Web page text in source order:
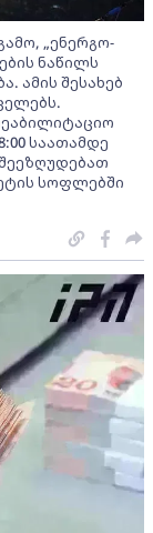
„ენერგო-
ნაწილს
ამის შესახებ
საათამდე
სოფლებში